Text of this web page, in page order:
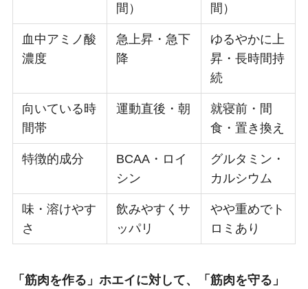
間）
間）
血中アミノ酸
濃度
急上昇・急下
降
ゆるやかに上
昇・長時間持
続
向いている時
間帯
運動直後・朝
就寝前・間
食・置き換え
特徴的成分
BCAA・ロイ
シン
グルタミン・
カルシウム
味・溶けやす
さ
飲みやすくサ
ッパリ
やや重めでト
ロミあり
「筋肉を作る」ホエイに対して、「筋肉を守る」